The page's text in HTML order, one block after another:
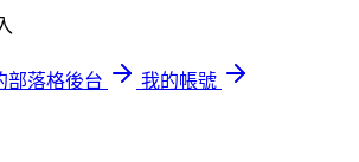
部落格後台
我的帳號